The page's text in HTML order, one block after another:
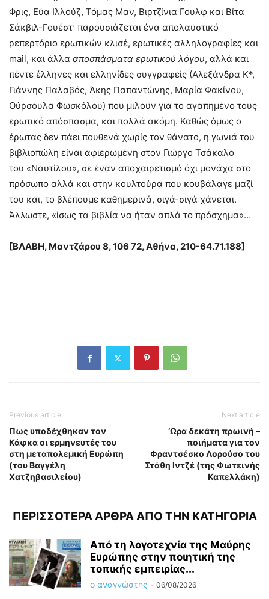
Φρις, Εύα Ιλλούζ, Τόμας Μαν, Βιρτζίνια Γουλφ και Βίτα
Σάκβιλ-Γουέστ· παρουσιάζεται ένα απολαυστικό
ρεπερτόριο ερωτικών κλισέ, ερωτικές αλληλογραφίες και
mail, και άλλα αποσπάσματα ερωτικού λόγου, αλλά και
πέντε έλληνες και ελληνίδες συγγραφείς (Αλεξάνδρα Κ*,
Γιάννης Παλαβός, Άκης Παπαντώνης, Μαρία Φακίνου,
Ούρσουλα Φωσκόλου) που μιλούν για το αγαπημένο τους
ερωτικό απόσπασμα, και πολλά ακόμη. Καθώς όμως ο
έρωτας δεν πάει πουθενά χωρίς τον θάνατο, η γωνιά του
βιβλιοπώλη είναι αφιερωμένη στον Γιώργο Τσάκαλο
του «Ναυτίλου», σε έναν αποχαιρετισμό όχι μονάχα στο
πρόσωπο αλλά και στην κουλτούρα που κουβάλαγε μαζί
του και, το βλέπουμε καθημερινά, σιγά-σιγά χάνεται.
Άλλωστε, «ίσως τα βιβλία να ήταν απλά το πρόσχημα»…
[ΒΛΑΒΗ, Μαντζάρου 8, 106 72, Αθήνα, 210-64.71.188]
Previous article
Πως υποδέχθηκαν τον
Κάφκα οι ερμηνευτές του
στη μεταπολεμική Ευρώπη
(του Βαγγέλη
Χατζηβασιλείου)
Next article
‘Ωρα δεκάτη πρωινή –
ποιήματα για τον
Φραντσέσκο Λορούσο του
Στάθη Ιντζέ (της Φωτεινής
Καπελλάκη)
ΠΕΡΙΣΣΟΤΕΡΑ ΑΡΘΡΑ ΑΠΟ ΤΗΝ ΚΑΤΗΓΟΡΙΑ
Από τη λογοτεχνία της Μαύρης
Ευρώπης στην ποιητική της
τοπικής εμπειρίας...
ο αναγνώστης - 06/08/2026